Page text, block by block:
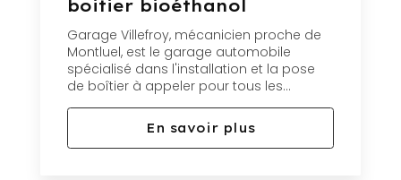
boitier bioéthanol
Garage Villefroy, mécanicien proche de
Montluel, est le garage automobile
spécialisé dans l'installation et la pose
de boîtier à appeler pour tous les...
En savoir plus